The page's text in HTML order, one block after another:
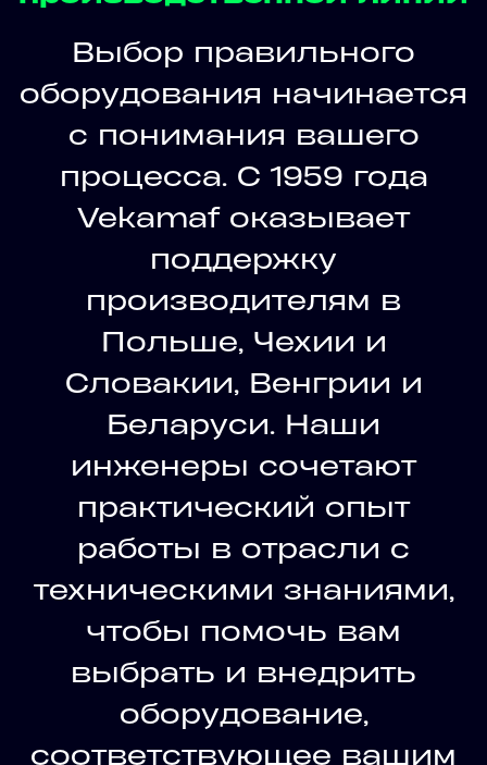
Выбор правильного
оборудования начинается
с понимания вашего
процесса. С 1959 года
Vekamaf оказывает
поддержку
производителям в
Польше, Чехии и
Словакии, Венгрии и
Беларуси. Наши
инженеры сочетают
практический опыт
работы в отрасли с
техническими знаниями,
чтобы помочь вам
выбрать и внедрить
оборудование,
соответствующее вашим